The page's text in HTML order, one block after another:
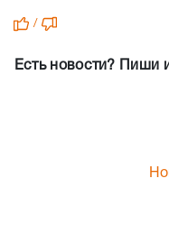
/
Есть новости? Пиши